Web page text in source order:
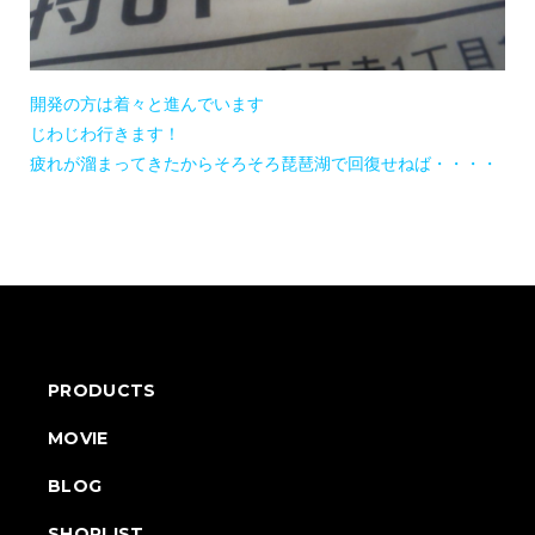
開発の方は着々と進んでいます
じわじわ行きます！
疲れが溜まってきたからそろそろ琵琶湖で回復せねば・・・・
PRODUCTS
MOVIE
BLOG